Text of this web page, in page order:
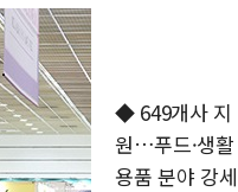
◆ 649개사 지
원…푸드·생활
용품 분야 강세